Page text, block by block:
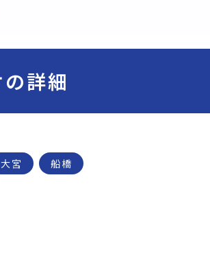
詳細
大宮 船橋